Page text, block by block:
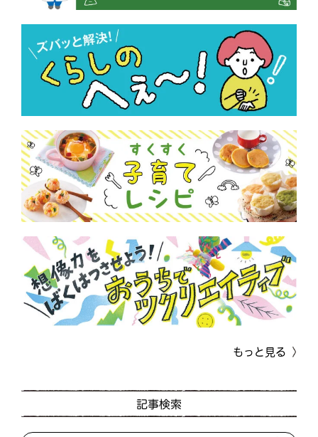
もっと見る
記事検索